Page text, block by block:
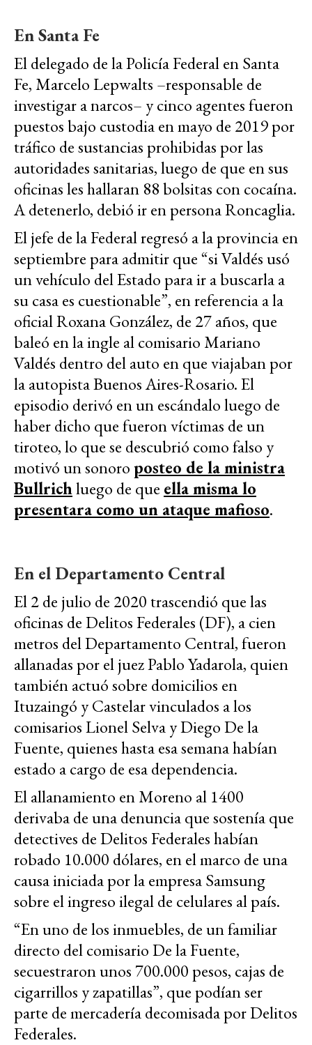
En Santa Fe
El delegado de la Policía Federal en Santa
Fe, Marcelo Lepwalts –responsable de
investigar a narcos– y cinco agentes fueron
puestos bajo custodia en mayo de 2019 por
tráfico de sustancias prohibidas por las
autoridades sanitarias, luego de que en sus
oficinas les hallaran 88 bolsitas con cocaína.
A detenerlo, debió ir en persona Roncaglia.
El jefe de la Federal regresó a la provincia en
septiembre para admitir que “si Valdés usó
un vehículo del Estado para ir a buscarla a
su casa es cuestionable”, en referencia a la
oficial Roxana González, de 27 años, que
baleó en la ingle al comisario Mariano
Valdés dentro del auto en que viajaban por
la autopista Buenos Aires-Rosario. El
episodio derivó en un escándalo luego de
haber dicho que fueron víctimas de un
tiroteo, lo que se descubrió como falso y
motivó un sonoroposteo de la ministra
Bullrichluego de que ella misma lo
presentara como un ataque mafioso.
En el Departamento Central
El 2 de julio de 2020 trascendió que las
oficinas de Delitos Federales (DF), a cien
metros del Departamento Central, fueron
allanadas por el juez Pablo Yadarola, quien
también actuó sobre domicilios en
Ituzaingó y Castelar vinculados a los
comisarios Lionel Selva y Diego De la
Fuente, quienes hasta esa semana habían
estado a cargo de esa dependencia.
El allanamiento en Moreno al 1400
derivaba de una denuncia que sostenía que
detectives de Delitos Federales habían
robado 10.000 dólares, en el marco de una
causa iniciada por la empresa Samsung
sobre el ingreso ilegal de celulares al país.
“En uno de los inmuebles, de un familiar
directo del comisario De la Fuente,
secuestraron unos 700.000 pesos, cajas de
cigarrillos y zapatillas”, que podían ser
parte de mercadería decomisada por Delitos
Federales.